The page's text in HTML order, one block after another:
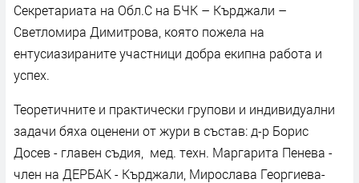
Секретариата на Обл.С на БЧК – Кърджали –
Светломира Димитрова, която пожела на
ентусиазираните участници добра екипна работа и
успех.
Теоретичните и практически групови и индивидуални
задачи бяха оценени от жури в състав: д-р Борис
Досев - главен съдия, мед. техн. Маргарита Пенева -
член на ДЕРБАК - Кърджали, Мирослава Георгиева-